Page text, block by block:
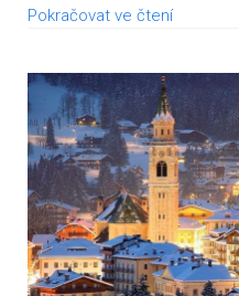
Pokračovat ve čtení